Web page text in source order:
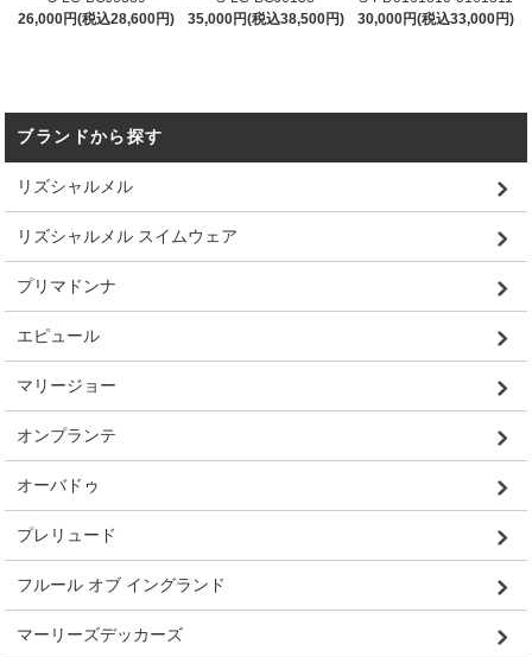
26,000円(税込28,600円)
35,000円(税込38,500円)
30,000円(税込33,000円)
ブランドから探す
リズシャルメル
リズシャルメル スイムウェア
プリマドンナ
エピュール
マリージョー
オンプランテ
オーバドゥ
プレリュード
フルール オブ イングランド
マーリーズデッカーズ